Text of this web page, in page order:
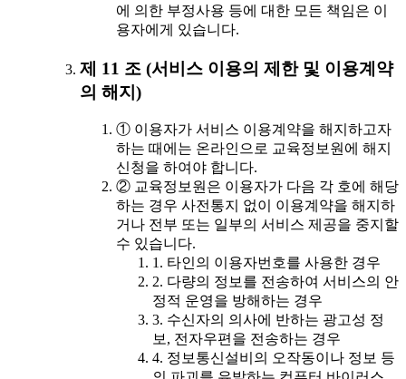
에 의한 부정사용 등에 대한 모든 책임은 이
용자에게 있습니다.
제 11 조 (서비스 이용의 제한 및 이용계약
의 해지)
① 이용자가 서비스 이용계약을 해지하고자
하는 때에는 온라인으로 교육정보원에 해지
신청을 하여야 합니다.
② 교육정보원은 이용자가 다음 각 호에 해당
하는 경우 사전통지 없이 이용계약을 해지하
거나 전부 또는 일부의 서비스 제공을 중지할
수 있습니다.
1. 타인의 이용자번호를 사용한 경우
2. 다량의 정보를 전송하여 서비스의 안
정적 운영을 방해하는 경우
3. 수신자의 의사에 반하는 광고성 정
보, 전자우편을 전송하는 경우
4. 정보통신설비의 오작동이나 정보 등